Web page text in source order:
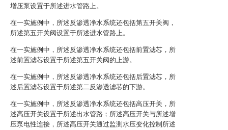
增压泵设置于所述进水管路上。
在一实施例中，所述反渗透净水系统还包括第五开关阀，
所述第五开关阀设置于所述进水管路上。
在一实施例中，所述反渗透净水系统还包括前置滤芯，所
述前置滤芯设置于所述第五开关阀的上游。
在一实施例中，所述反渗透净水系统还包括后置滤芯，所
述后置滤芯设置于所述第二反渗透滤芯的下游。
在一实施例中，所述反渗透净水系统还包括高压开关，所
述高压开关设置于所述出水管路；所述高压开关与所述增
压泵电性连接，所述高压开关通过监测水压变化控制所述